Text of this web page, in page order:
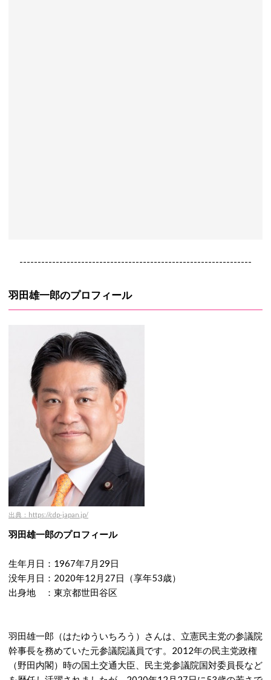
----------------------------------------------------------------
羽田雄一郎のプロフィール
出典：https://cdp-japan.jp/
羽田雄一郎のプロフィール
生年月日：1967年7月29日
没年月日：2020年12月27日（享年53歳）
出身地 ：東京都世田谷区
羽田雄一郎（はたゆういちろう）さんは、立憲民主党の参議院
幹事長を務めていた元参議院議員です。2012年の民主党政権
（野田内閣）時の国土交通大臣、民主党参議院国対委員長など